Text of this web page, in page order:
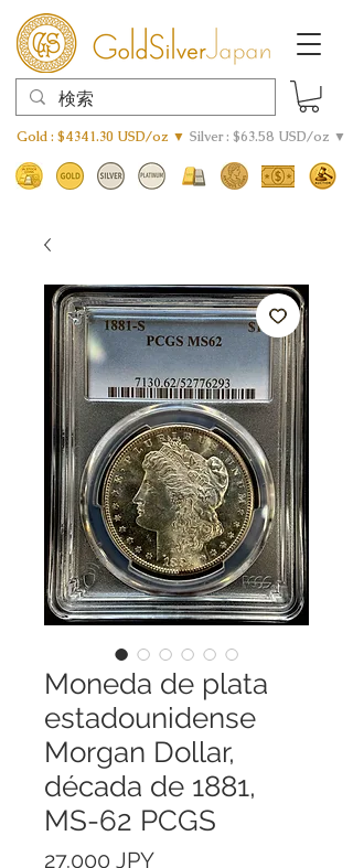
Gold : $4341.30 USD/oz ▼ Silver : $63.58 USD/oz ▼
Moneda de plata
estadounidense
Morgan Dollar,
década de 1881,
MS-62 PCGS
27.000 JPYPrecio